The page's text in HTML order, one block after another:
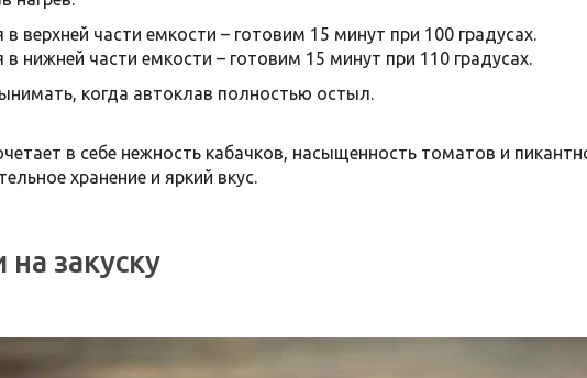
верхней части емкости – готовим 15 минут при 100 градусах.
нижней части емкости – готовим 15 минут при 110 градусах.
когда автоклав полностью остыл.
в себе нежность кабачков, насыщенность томатов и
хранение и яркий вкус.
закуску